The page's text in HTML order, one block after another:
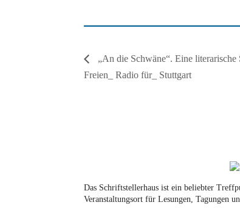
„An die Schwäne“. Eine literarische
Freien_ Radio für_ Stuttgart
Das Schriftstellerhaus ist ein beliebter
Veranstaltungsort für Lesungen, Tagungen